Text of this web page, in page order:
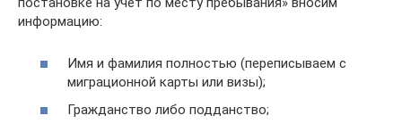
информацию:
Имя и фамилия полностью (переписываем с
миграционной карты или визы);
Гражданство либо подданство;